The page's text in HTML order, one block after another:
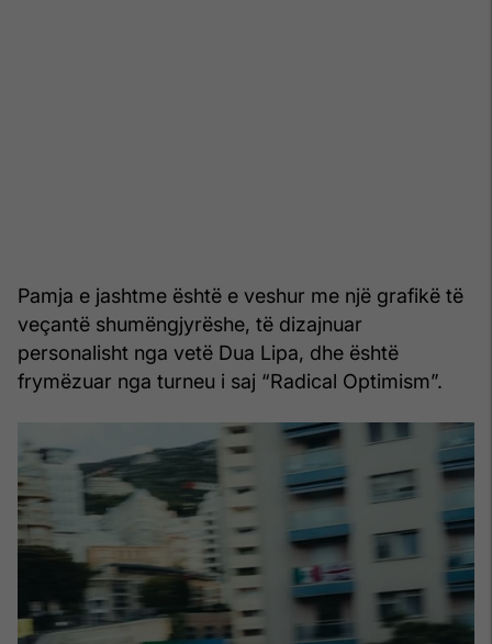
Pamja e jashtme është e veshur me një grafikë të
veçantë shumëngjyrëshe, të dizajnuar
personalisht nga vetë Dua Lipa, dhe është
frymëzuar nga turneu i saj “Radical Optimism”.